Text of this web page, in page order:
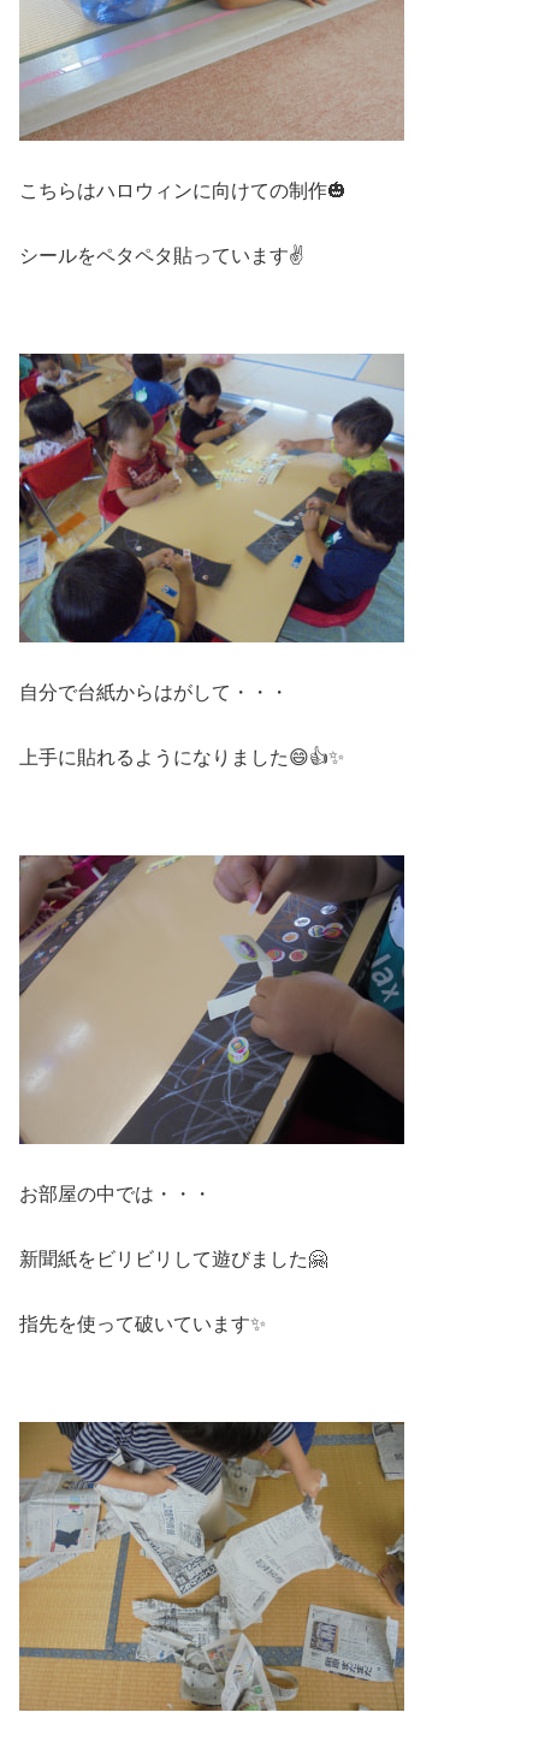
こちらはハロウィンに向けての制作🎃
シールをペタペタ貼っています✌
自分で台紙からはがして・・・
上手に貼れるようになりました😄👍✨
お部屋の中では・・・
新聞紙をビリビリして遊びました🤗
指先を使って破いています✨